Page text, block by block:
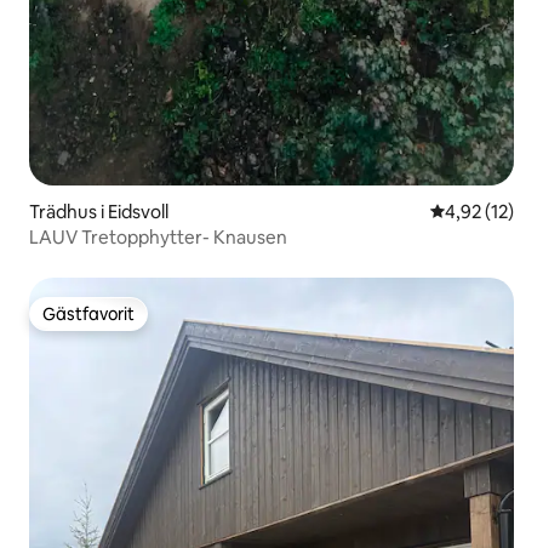
Trädhus i Eidsvoll 4,92 av 5 i
4,92 (12)
LAUV Tretopphytter- Knausen
Gästfavorit
Gästfavorit